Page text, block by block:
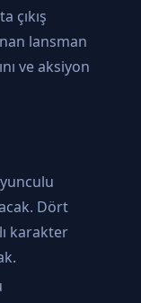
çıkış
lansman
ve aksiyon
Dört
karakter